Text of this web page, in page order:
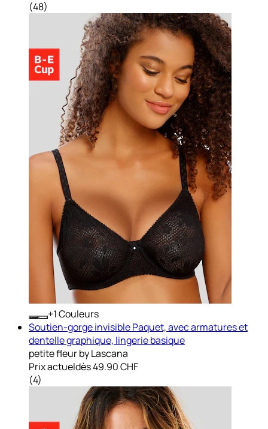
(48)
+ Couleurs
Soutien-gorge invisible Paquet, avec armatures et
dentelle graphique, lingerie basique
petite fleur by Lascana
Prix actueldès49.90 CHF
(4)